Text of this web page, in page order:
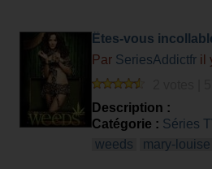
Êtes-vous
Par SeriesAddictfr il
Description :
Catégorie : Séries
weeds
mary‑louise